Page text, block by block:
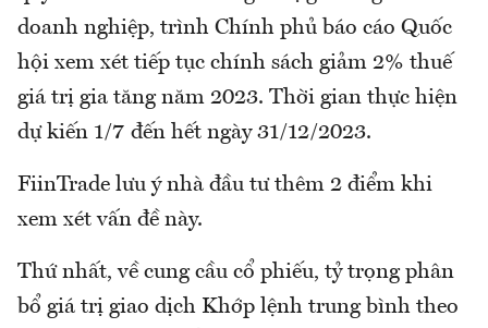
doanh nghiệp, trình Chính phủ báo cáo Quốc
hội xem xét tiếp tục chính sách giảm 2% thuế
giá trị gia tăng năm 2023. Thời gian thực hiện
dự kiến 1/7 đến hết ngày 31/12/2023.
FiinTrade lưu ý nhà đầu tư thêm 2 điểm khi
xem xét vấn đề này.
Thứ nhất, về cung cầu cổ phiếu, tỷ trọng phân
bổ giá trị giao dịch Khớp lệnh trung bình theo